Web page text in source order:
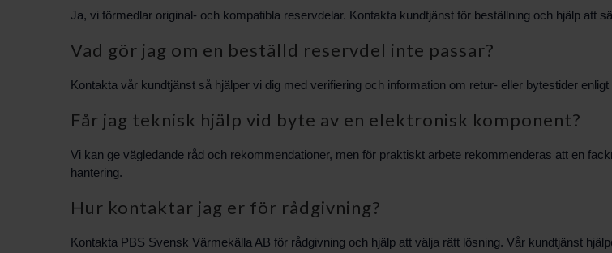
Ja, vi förmedlar original- och kompatibla reservdelar. Kontakta kundtjänst för beställning och hjälp att
Vad gör jag om en beställd reservdel inte passar?
Kontakta vår kundtjänst så hjälper vi dig med verifiering och information om retur- eller bytestider enligt
Får jag teknisk hjälp vid byte av en elektronisk komponent?
Vi kan ge vägledande råd och rekommendationer, men för praktiskt arbete rekommenderas att en
hantering.
Hur kontaktar jag er för rådgivning?
Kontakta PBS Svensk Värmekälla AB för rådgivning och hjälp att välja rätt lösning. Vår kundtjänst